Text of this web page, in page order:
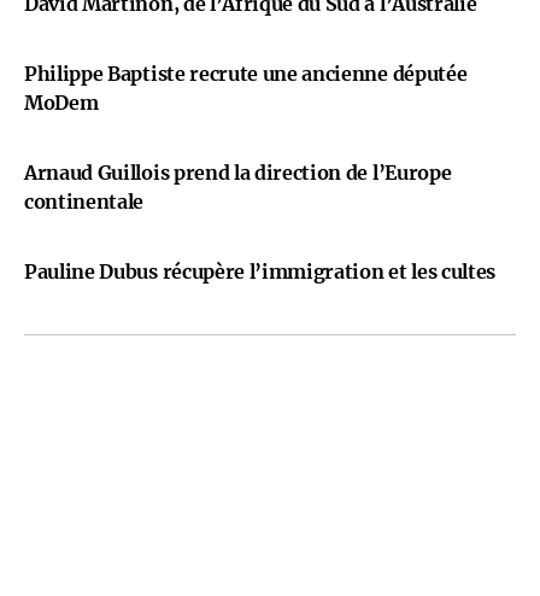
Philippe Baptiste recrute une ancienne députée
MoDem
Arnaud Guillois prend la direction de l’Europe
continentale
Pauline Dubus récupère l’immigration et les cultes